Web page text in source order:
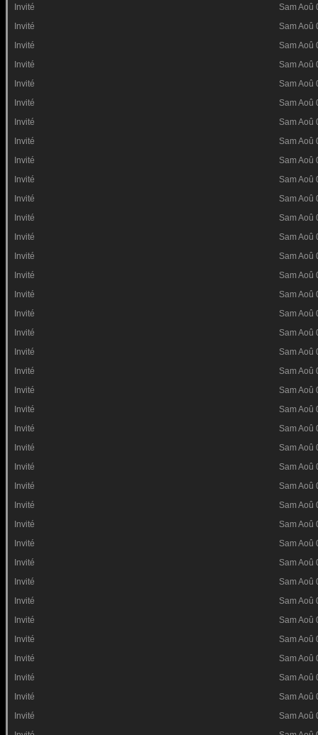
Invité
Sam Aoû
Invité
Sam Aoû
Invité
Sam Aoû
Invité
Sam Aoû
Invité
Sam Aoû
Invité
Sam Aoû
Invité
Sam Aoû
Invité
Sam Aoû
Invité
Sam Aoû
Invité
Sam Aoû
Invité
Sam Aoû
Invité
Sam Aoû
Invité
Sam Aoû
Invité
Sam Aoû
Invité
Sam Aoû
Invité
Sam Aoû
Invité
Sam Aoû
Invité
Sam Aoû
Invité
Sam Aoû
Invité
Sam Aoû
Invité
Sam Aoû
Invité
Sam Aoû
Invité
Sam Aoû
Invité
Sam Aoû
Invité
Sam Aoû
Invité
Sam Aoû
Invité
Sam Aoû
Invité
Sam Aoû
Invité
Sam Aoû
Invité
Sam Aoû
Invité
Sam Aoû
Invité
Sam Aoû
Invité
Sam Aoû
Invité
Sam Aoû
Invité
Sam Aoû
Invité
Sam Aoû
Invité
Sam Aoû
Invité
Sam Aoû